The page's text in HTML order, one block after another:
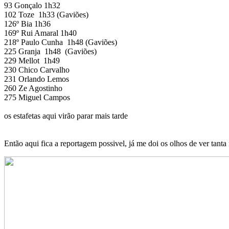
93 Gonçalo 1h32
102 Toze 1h33 (Gaviões)
126º Bia 1h36
169º Rui Amaral 1h40
218º Paulo Cunha 1h48 (Gaviões)
225 Granja 1h48 (Gaviões)
229 Mellot 1h49
230 Chico Carvalho
231 Orlando Lemos
260 Ze Agostinho
275 Miguel Campos
os estafetas aqui virão parar mais tarde
Então aqui fica a reportagem possivel, já me doi os olhos de ver tanta